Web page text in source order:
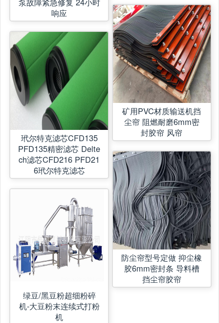
响应
玳尔特克滤芯CFD135
PFD135精密滤芯 Delte
ch滤芯CFD216 PFD21
6玳尔特克滤芯
绿豆/黑豆粉超细粉碎
机-大豆粉末连续式打粉
机
矿用PVC材质输送机挡
尘帘 阻燃耐磨6mm密
封胶帘 风帘
防尘帘型号定做 抑尘橡
胶6mm密封条 导料槽
挡尘帘胶帘